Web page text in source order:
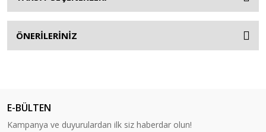
ÖNERİLERİNİZ
E-BÜLTEN
Kampanya ve duyurulardan ilk siz haberdar olun!